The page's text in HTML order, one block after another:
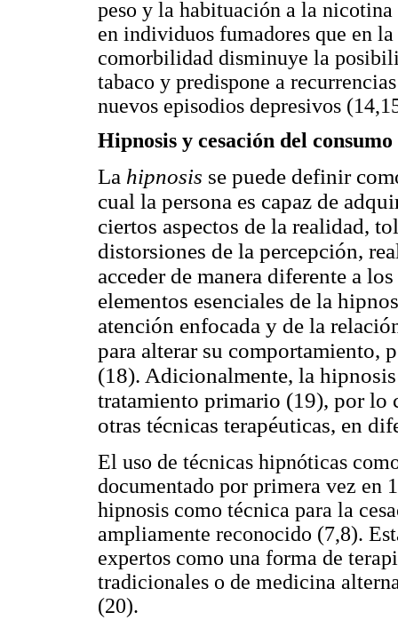
peso y la habituación a la
en individuos fumadores que en
comorbilidad disminuye la
tabaco y predispone a
nuevos episodios depresivos
Hipnosis y cesación del
La hipnosis se puede definir
cual la persona es capaz de
ciertos aspectos de la realidad,
distorsiones de la percepción,
acceder de manera diferente a
elementos esenciales de la
atención enfocada y de la
para alterar su comportamiento,
(18). Adicionalmente, la
tratamiento primario (19), por lo
otras técnicas terapéuticas, en
El uso de técnicas hipnóticas
documentado por primera vez en
hipnosis como técnica para la
ampliamente reconocido (7,8).
expertos como una forma de
tradicionales o de medicina
(20).